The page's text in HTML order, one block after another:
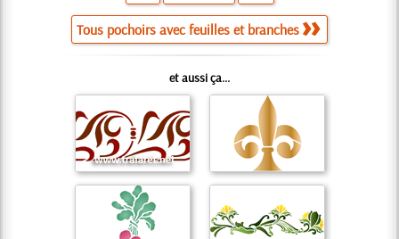
Tous pochoirs avec feuilles et branches
et aussi ça...